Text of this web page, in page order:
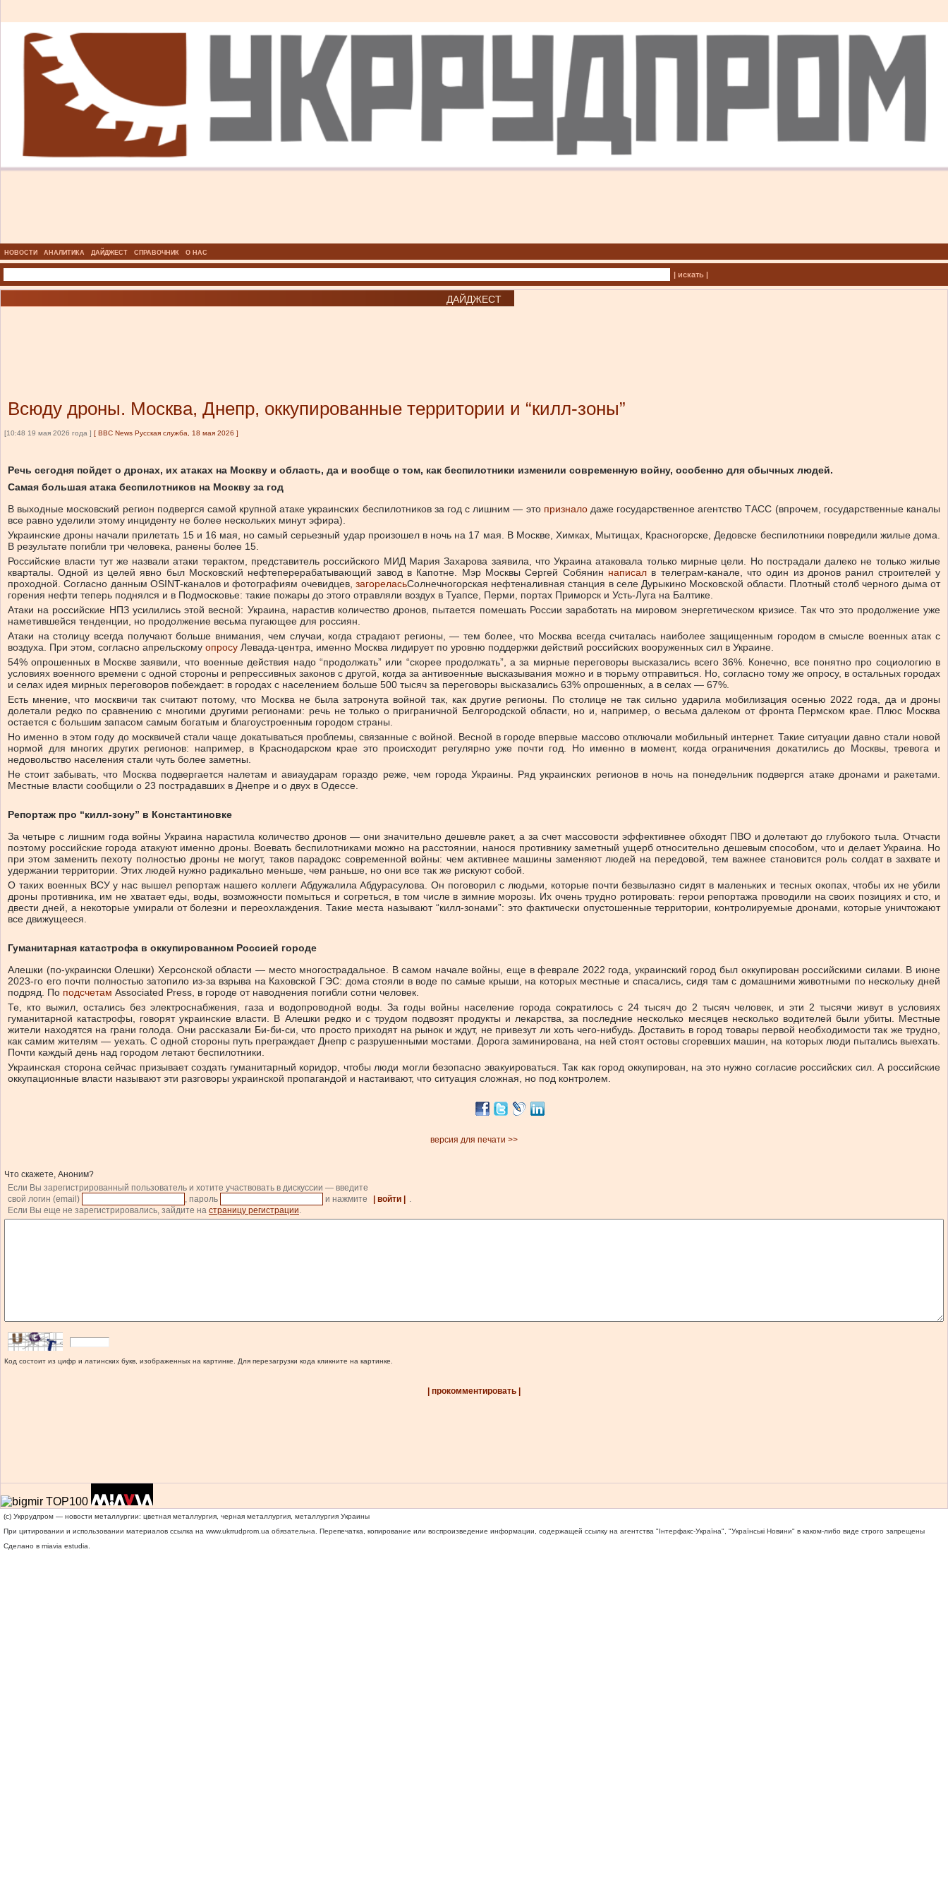
НОВОСТИ АНАЛИТИКА ДАЙДЖЕСТ СПРАВОЧНИК О НАС
| искать |
ДАЙДЖЕСТ
Всюду дроны. Москва, Днепр, оккупированные территории и “килл-зоны”
[10:48 19 мая 2026 года ] [ BBC News Русская служба, 18 мая 2026 ]
Речь сегодня пойдет о дронах, их атаках на Москву и область, да и вообще о том, как беспилотники изменили современную войну, особенно для обычных людей.
Самая большая атака беспилотников на Москву за год
В выходные московский регион подвергся самой крупной атаке украинских беспилотников за год с лишним — это призналодаже государственное агентство ТАСС (впрочем, государственные каналы
все равно уделили этому инциденту не более нескольких минут эфира).
Украинские дроны начали прилетать 15 и 16 мая, но самый серьезный удар произошел в ночь на 17 мая. В Москве, Химках, Мытищах, Красногорске, Дедовске беспилотники повредили жилые дома.
В результате погибли три человека, ранены более 15.
Российские власти тут же назвали атаки терактом, представитель российского МИД Мария Захарова заявила, что Украина атаковала только мирные цели. Но пострадали далеко не только жилые
кварталы. Одной из целей явно был Московский нефтеперерабатывающий завод в Капотне. Мэр Москвы Сергей Собянин написал в телеграм-канале, что один из дронов ранил строителей у
проходной. Согласно данным OSINT-каналов и фотографиям очевидцев, загореласьСолнечногорская нефтеналивная станция в селе Дурыкино Московской области. Плотный столб черного дыма от
горения нефти теперь поднялся и в Подмосковье: такие пожары до этого отравляли воздух в Туапсе, Перми, портах Приморск и Усть-Луга на Балтике.
Атаки на российские НПЗ усилились этой весной: Украина, нарастив количество дронов, пытается помешать России заработать на мировом энергетическом кризисе. Так что это продолжение уже
наметившейся тенденции, но продолжение весьма пугающее для россиян.
Атаки на столицу всегда получают больше внимания, чем случаи, когда страдают регионы, — тем более, что Москва всегда считалась наиболее защищенным городом в смысле военных атак с
воздуха. При этом, согласно апрельскому опросу Левада-центра, именно Москва лидирует по уровню поддержки действий российских вооруженных сил в Украине.
54% опрошенных в Москве заявили, что военные действия надо “продолжать” или “скорее продолжать”, а за мирные переговоры высказались всего 36%. Конечно, все понятно про социологию в
условиях военного времени с одной стороны и репрессивных законов с другой, когда за антивоенные высказывания можно и в тюрьму отправиться. Но, согласно тому же опросу, в остальных городах
и селах идея мирных переговоров побеждает: в городах с населением больше 500 тысяч за переговоры высказались 63% опрошенных, а в селах — 67%.
Есть мнение, что москвичи так считают потому, что Москва не была затронута войной так, как другие регионы. По столице не так сильно ударила мобилизация осенью 2022 года, да и дроны
долетали редко по сравнению с многими другими регионами: речь не только о приграничной Белгородской области, но и, например, о весьма далеком от фронта Пермском крае. Плюс Москва
остается с большим запасом самым богатым и благоустроенным городом страны.
Но именно в этом году до москвичей стали чаще докатываться проблемы, связанные с войной. Весной в городе впервые массово отключали мобильный интернет. Такие ситуации давно стали новой
нормой для многих других регионов: например, в Краснодарском крае это происходит регулярно уже почти год. Но именно в момент, когда ограничения докатились до Москвы, тревога и
недовольство населения стали чуть более заметны.
Не стоит забывать, что Москва подвергается налетам и авиаударам гораздо реже, чем города Украины. Ряд украинских регионов в ночь на понедельник подвергся атаке дронами и ракетами.
Местные власти сообщили о 23 пострадавших в Днепре и о двух в Одессе.
Репортаж про “килл-зону” в Константиновке
За четыре с лишним года войны Украина нарастила количество дронов — они значительно дешевле ракет, а за счет массовости эффективнее обходят ПВО и долетают до глубокого тыла. Отчасти
поэтому российские города атакуют именно дроны. Воевать беспилотниками можно на расстоянии, нанося противнику заметный ущерб относительно дешевым способом, что и делает Украина. Но
при этом заменить пехоту полностью дроны не могут, таков парадокс современной войны: чем активнее машины заменяют людей на передовой, тем важнее становится роль солдат в захвате и
удержании территории. Этих людей нужно радикально меньше, чем раньше, но они все так же рискуют собой.
О таких военных ВСУ у нас вышел репортаж нашего коллеги Абдужалила Абдурасулова. Он поговорил с людьми, которые почти безвылазно сидят в маленьких и тесных окопах, чтобы их не убили
дроны противника, им не хватает еды, воды, возможности помыться и согреться, в том числе в зимние морозы. Их очень трудно ротировать: герои репортажа проводили на своих позициях и сто, и
двести дней, а некоторые умирали от болезни и переохлаждения. Такие места называют “килл-зонами”: это фактически опустошенные территории, контролируемые дронами, которые уничтожают
все движущееся.
Гуманитарная катастрофа в оккупированном Россией городе
Алешки (по-украински Олешки) Херсонской области — место многострадальное. В самом начале войны, еще в феврале 2022 года, украинский город был оккупирован российскими силами. В июне
2023-го его почти полностью затопило из-за взрыва на Каховской ГЭС: дома стояли в воде по самые крыши, на которых местные и спасались, сидя там с домашними животными по нескольку дней
подряд. По подсчетам Associated Press, в городе от наводнения погибли сотни человек.
Те, кто выжил, остались без электроснабжения, газа и водопроводной воды. За годы войны население города сократилось с 24 тысяч до 2 тысяч человек, и эти 2 тысячи живут в условиях
гуманитарной катастрофы, говорят украинские власти. В Алешки редко и с трудом подвозят продукты и лекарства, за последние несколько месяцев несколько водителей были убиты. Местные
жители находятся на грани голода. Они рассказали Би-би-си, что просто приходят на рынок и ждут, не привезут ли хоть чего-нибудь. Доставить в город товары первой необходимости так же трудно,
как самим жителям — уехать. С одной стороны путь преграждает Днепр с разрушенными мостами. Дорога заминирована, на ней стоят остовы сгоревших машин, на которых люди пытались выехать.
Почти каждый день над городом летают беспилотники.
Украинская сторона сейчас призывает создать гуманитарный коридор, чтобы люди могли безопасно эвакуироваться. Так как город оккупирован, на это нужно согласие российских сил. А российские
оккупационные власти называют эти разговоры украинской пропагандой и настаивают, что ситуация сложная, но под контролем.
версия для печати >>
Что скажете, Аноним?
Если Вы зарегистрированный пользователь и хотите участвовать в дискуссии — введите
свой логин (email)
, пароль и нажмите | войти |
.
Если Вы еще не зарегистрировались, зайдите на страницу регистрации.
Код состоит из цифр и латинских букв, изображенных на картинке. Для перезагрузки кода кликните на картинке.
| прокомментировать |
(c) Укррудпром — новости металлургии: цветная металлургия, черная металлургия, металлургия Украины
При цитировании и использовании материалов ссылка на www.ukrrudprom.ua обязательна. Перепечатка, копирование или воспроизведение информации, содержащей ссылку на агентства "Iнтерфакс-Україна", "Українськi Новини" в каком-либо виде строго запрещены
Сделано в miavia estudia.